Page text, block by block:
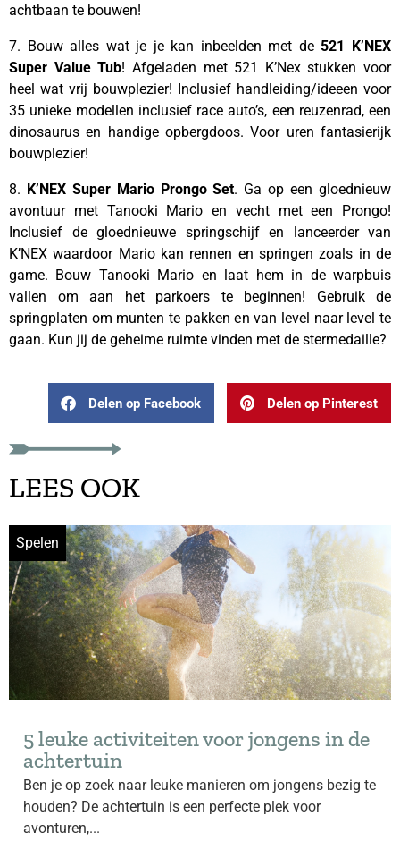
achtbaan te bouwen!
7. Bouw alles wat je je kan inbeelden met de521 K’NEX
Super Value Tub! Afgeladen met 521 K’Nex stukken voor
heel wat vrij bouwplezier! Inclusief handleiding/ideeen voor
35 unieke modellen inclusief race auto’s, een reuzenrad, een
dinosaurus en handige opbergdoos. Voor uren fantasierijk
bouwplezier!
8. K’NEX Super Mario Prongo Set. Ga op een gloednieuw
avontuur met Tanooki Mario en vecht met een Prongo!
Inclusief de gloednieuwe springschijf en lanceerder van
K’NEX waardoor Mario kan rennen en springen zoals in de
game. Bouw Tanooki Mario en laat hem in de warpbuis
vallen om aan het parkoers te beginnen! Gebruik de
springplaten om munten te pakken en van level naar level te
gaan. Kun jij de geheime ruimte vinden met de stermedaille?
Delen op Facebook Delen op Pinterest
LEES OOK
Spelen
5 leuke activiteiten voor jongens in de
achtertuin
Ben je op zoek naar leuke manieren om jongens bezig te
houden? De achtertuin is een perfecte plek voor
avonturen,...